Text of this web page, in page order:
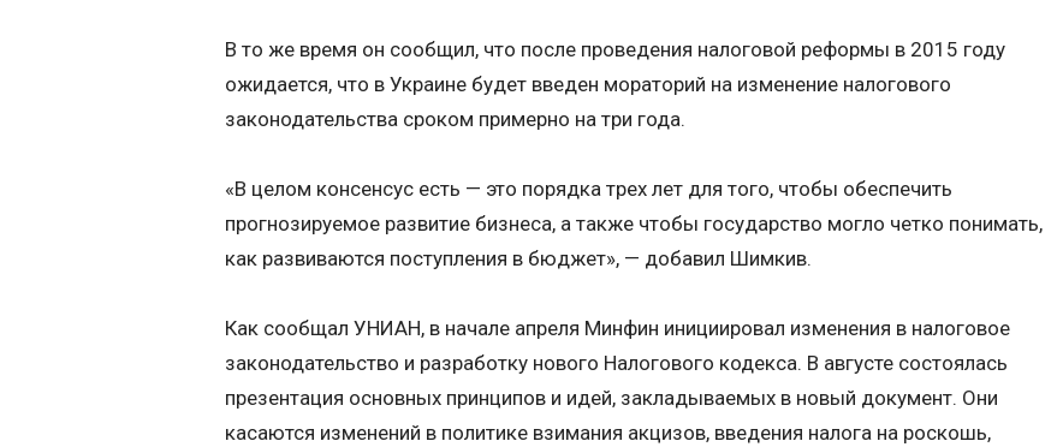
В то же время он сообщил, что после проведения налоговой реформы в 2015 году
ожидается, что в Украине будет введен мораторий на изменение налогового
законодательства сроком примерно на три года.
«В целом консенсус есть — это порядка трех лет для того, чтобы обеспечить
прогнозируемое развитие бизнеса, а также чтобы государство могло четко понимать,
как развиваются поступления в бюджет», — добавил Шимкив.
Как сообщал УНИАН, в начале апреля Минфин инициировал изменения в налоговое
законодательство и разработку нового Налогового кодекса. В августе состоялась
презентация основных принципов и идей, закладываемых в новый документ. Они
касаются изменений в политике взимания акцизов, введения налога на роскошь,